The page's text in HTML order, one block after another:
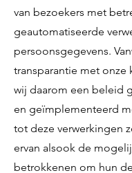
van bezoekers met
geautomatiseerde
persoonsgegevens.
transparantie met onze
wij daarom een beleid
en geïmplementeerd
tot deze verwerkingen
ervan alsook de
betrokkenen om hun